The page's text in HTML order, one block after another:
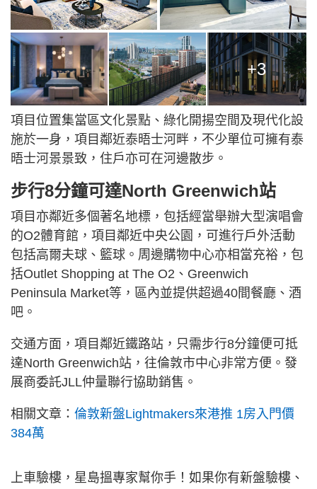
+3
項目位置集當區文化景點、綠化開揚空間及現代化設
施於一身，項目鄰近泰晤士河畔，不少單位可擁有泰
晤士河景景致，住戶亦可在河邊散步。
步行8分鐘可達North Greenwich站
項目亦鄰近多個著名地標，包括經當舉辦大型演唱會
的O2體育館，項目鄰近中央公園，可進行戶外活動
包括高爾夫球、籃球。周邊購物中心亦相當充裕，包
括Outlet Shopping at The O2、Greenwich
Peninsula Market等，區內並提供超過40間餐廳、酒
吧。
交通方面，項目鄰近鐵路站，只需步行8分鐘便可抵
達North Greenwich站，往倫敦市中心非常方便。發
展商委託JLL仲量聯行協助銷售。
相關文章： 倫敦新盤Lightmakers來港推 1房入門價
384萬
上車驗樓，星島搵專家幫你手！如果你有新盤驗樓、